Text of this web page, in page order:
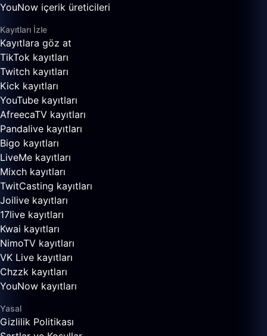
YouNow içerik üreticileri
Kayıtları İzle
Kayıtlara göz at
TikTok kayıtları
Twitch kayıtları
Kick kayıtları
YouTube kayıtları
AfreecaTV kayıtları
Pandalive kayıtları
Bigo kayıtları
LiveMe kayıtları
Mixch kayıtları
TwitCasting kayıtları
Joilive kayıtları
17live kayıtları
Kwai kayıtları
NimoTV kayıtları
VK Live kayıtları
Chzzk kayıtları
YouNow kayıtları
Yasal
Gizlilik Politikası